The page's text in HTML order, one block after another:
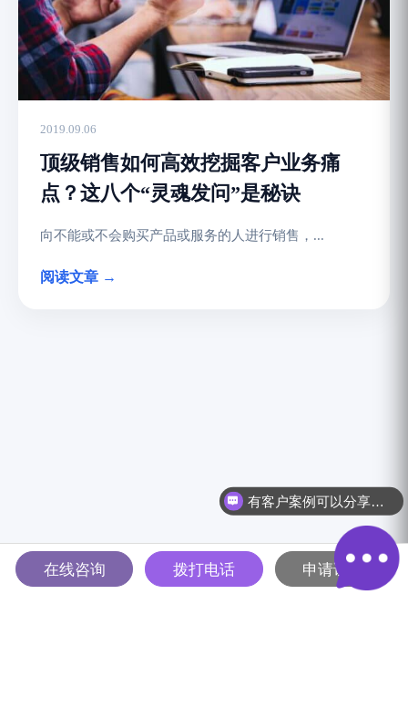
2019.09.06
顶级销售如何高效挖掘客户业务痛
点？这八个“灵魂发问”是秘诀
向不能或不会购买产品或服务的人进行销售，...
阅读文章 →
有客户案例可以分享吗？
在线咨询 拨打电话 申请试用